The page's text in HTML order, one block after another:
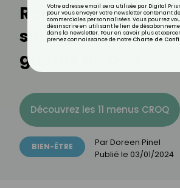
Remèdes et
soulager
gueule de bois
Découvrez les 11 menus CROQ
BIEN-ÊTRE ParDoreen Pinel
Publié le 03/01/2024
Votre adresse email sera utilisée par Digital
pour vous envoyer votre newsletter contenant
commerciales personnalisées. Vous pourrez
désinscrire en utilisant le lien de
dans la newsletter. Pour en savoir plus et
prenez connaissance de notre Charte de